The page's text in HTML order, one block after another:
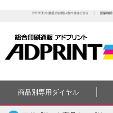
商品別専用ダイヤル